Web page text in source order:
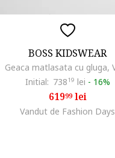
BOSS KIDSWEAR
Initial: 73819 lei - 16%
61999lei
Vandut de Fashion Days